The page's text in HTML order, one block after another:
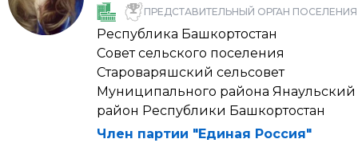
ПРЕДСТАВИТЕЛЬНЫЙ ОРГАН ПОСЕЛЕНИЯ
Республика Башкортостан
Совет сельского поселения
Староваряшский сельсовет
Муниципального района Янаульский
район Республики Башкортостан
Член партии "Единая Россия"